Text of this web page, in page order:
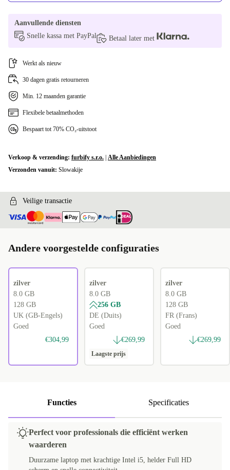
GR (Grieks)
SI (Sloveens)
FI (Fins)
DK (Deens)
Aanvullende diensten
Snelle kassa met PayPal
Betaal later met
Werkt als nieuw
30 dagen gratis retourneren
Min. 12 maanden garantie
Flexibele betaalmethoden
Bespaart tot 70% CO₂-uitstoot
Verkoop & verzending: furbify s.r.o. Alle Aanbiedingen
Verzonden vanuit: Slowakije
Veilige transactie
Andere voorgestelde configuraties
zilver
8.0 GB
128 GB
UK (GB-Engels)
Goed
€304,99
zilver
8.0 GB
256 GB
DE (Duits)
Goed
€269,99
Laagste prijs
zilver
8.0 GB
128 GB
FR (Frans)
Goed
€269,99
Functies Specificaties
Perfect voor professionals die efficiënt werken
waarderen
Duurzame laptop met krachtige Intel i5, helder Full HD